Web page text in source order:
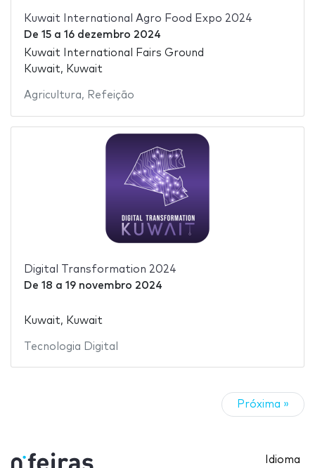
Kuwait International Agro Food Expo 2024
De 15a 16 dezembro 2024
Kuwait International Fairs Ground
Kuwait, Kuwait
Agricultura, Refeição
Digital Transformation 2024
De 18 a 19 novembro 2024
Kuwait, Kuwait
Tecnologia Digital
Próxima »
Idioma